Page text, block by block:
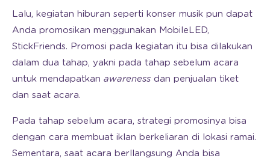
Lalu, kegiatan hiburan seperti konser musik pun dapat
Anda promosikan menggunakan MobileLED,
StickFriends. Promosi pada kegiatan itu bisa dilakukan
dalam dua tahap, yakni pada tahap sebelum acara
untuk mendapatkan awareness dan penjualan tiket
dan saat acara.
Pada tahap sebelum acara, strategi promosinya bisa
dengan cara membuat iklan berkeliaran di lokasi ramai.
Sementara, saat acara berllangsung Anda bisa